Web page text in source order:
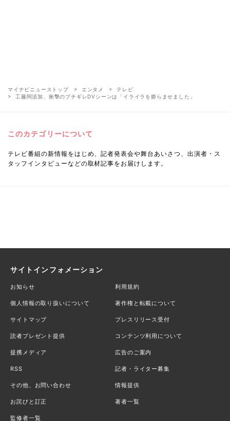
マイナビニューストップ エンタメ
テレビ
工藤阿須加、衝撃のブチギレDVシーンは「イライラを膨らませました」
このカテゴリーについて
テレビ番組の新情報をはじめ、記者発表会や舞台あいさつ、出演者・ス
タッフインタビューなどの取材記事をお届けします。
サイトインフォメーション
お知らせ 利用規約
個人情報の取り扱いについて 著作権と転載について
サイトマップ プレスリリース受付
読者プレゼント提供 コンテンツ利用について
提携メディア 広告のご案内
RSS 記者・ライター募集
その他、お問い合わせ 情報提供
お詫びと訂正 著者一覧
監修者一覧